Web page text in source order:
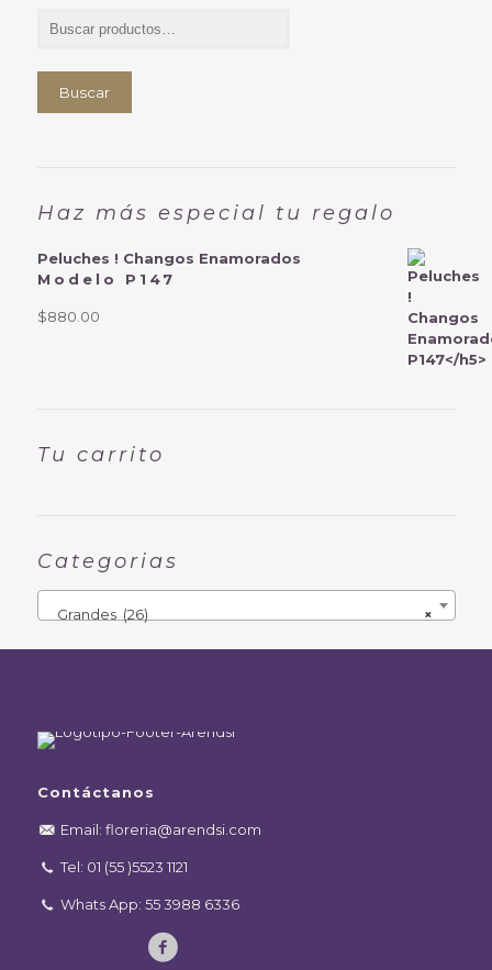
Buscar
Haz más especial tu regalo
Peluches ! Changos Enamorados
Modelo P147
$880.00
Tu carrito
Categorias
×
Grandes (26)
Contáctanos
Email: floreria@arendsi.com
Tel: 01 (55 )5523 1121
Whats App: 55 3988 6336